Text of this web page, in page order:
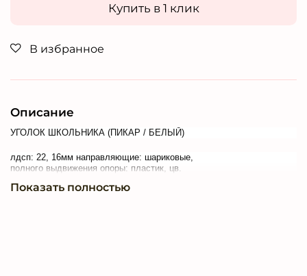
Купить в 1 клик
В избранное
Описание
УГОЛОК ШКОЛЬНИКА (ПИКАР / БЕЛЫЙ)
лдсп: 22, 16мм направляющие: шариковые,
полного выдвижения опоры: пластик, цв.
Показать полностью